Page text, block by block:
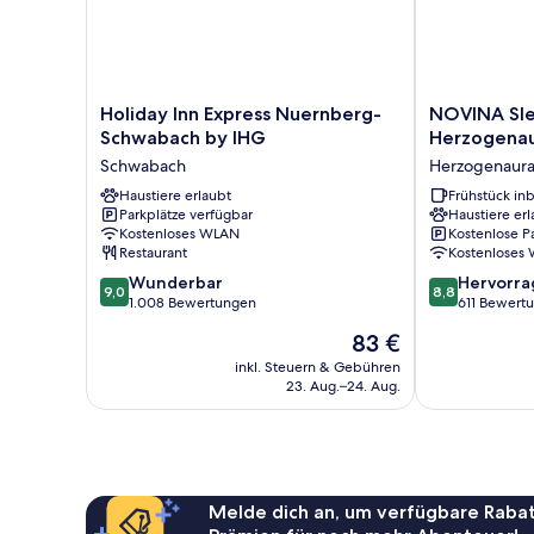
Holiday
Inn
Nuernberg-
Schwabach
by
IHG
Schwabach
Holiday Inn Express Nuernberg-
Schwabach by IHG
Schwabach
Haustiere erlaubt
Parkplätze verfügbar
Kostenloses WLAN
Restaurant
9.0
von
9,0 Wunderbar
1.008 Bewertungen
Der
Preis
beträgt
83 €
inkl. Steuern & Gebühren
23. Aug.–24. Aug.
NOVINA
Sleep
NOVINA
Frühstück
Haustiere
Kostenlose
Kostenloses
8.8
von
8,8
611
Melde dich an, um verfügbare